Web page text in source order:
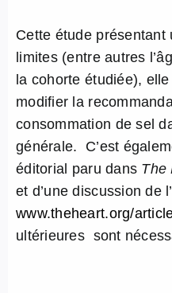
Cette étude présentant
limites (entre autres
la cohorte étudiée),
modifier la
consommation de sel
générale. C’est
éditorial paru dans The
et d’une discussion de
www.theheart.org/
ultérieures sont